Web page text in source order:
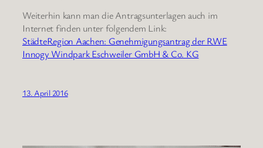
Weiterhin kann man die Antragsunterlagen auch im
Internet finden unter folgendem Link:
StädteRegion Aachen: Genehmigungsantrag der RWE
Innogy Windpark Eschweiler GmbH & Co. KG
13. April 2016